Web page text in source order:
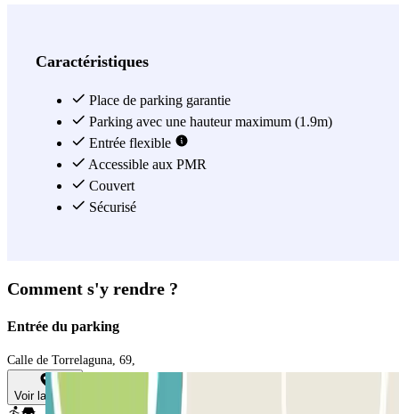
Caractéristiques
Place de parking garantie
Parking avec une hauteur maximum (1.9m)
Entrée flexible
Accessible aux PMR
Couvert
Sécurisé
Comment s'y rendre ?
Entrée du parking
Calle de Torrelaguna, 69,
Voir la carte